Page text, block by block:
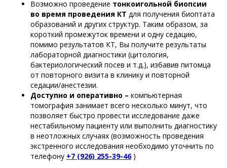
Возможно проведение тонкоигольной биопсии
во время проведения КТ для получения биоптата
образований и других структур. Таким образом, за
короткий промежуток времени и одну седацию,
помимо результатов КТ, Вы получите результаты
лабораторной диагностики (цитология,
бактериологический посев и т.д.), избавив питомца
от повторного визита в клинику и повторной
седации/анестезии.
Доступно и оперативно – компьютерная
томография занимает всего несколько минут, что
позволяет быстро провести исследование даже
нестабильному пациенту или выполнить диагностику
в неотложных случаях (возможность проведения
экстренного исследования необходимо уточнить по
телефону +7 (926) 255-39-46 )